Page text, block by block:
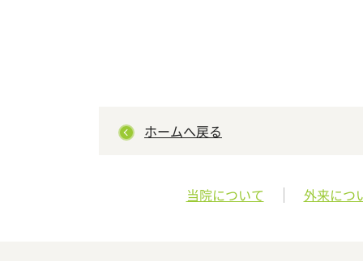
ホームへ戻る
当院について 外来につ